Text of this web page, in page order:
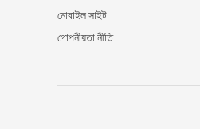
মোবাইল সাইট
গোপনীয়তা নীতি